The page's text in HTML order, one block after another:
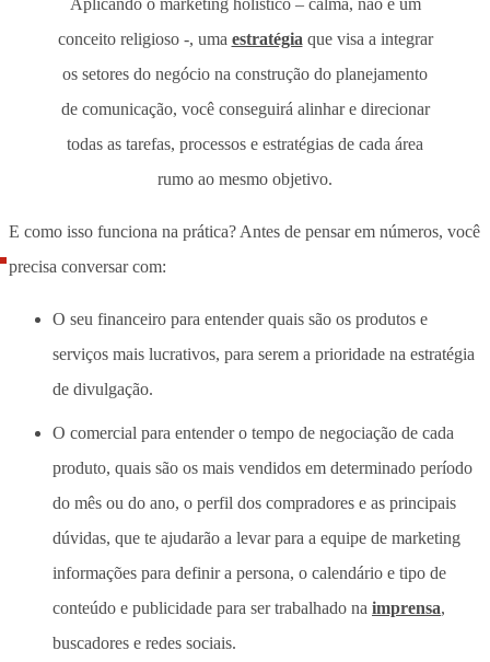
conceito religioso -, uma estratégia que visa a integrar
os setores do negócio na construção do planejamento
de comunicação, você conseguirá alinhar e direcionar
todas as tarefas, processos e estratégias de cada área
rumo ao mesmo objetivo.
E como isso funciona na prática? Antes de pensar em números, você
precisa conversar com:
O seu financeiro para entender quais são os produtos e
serviços mais lucrativos, para serem a prioridade na estratégia
de divulgação.
O comercial para entender o tempo de negociação de cada
produto, quais são os mais vendidos em determinado período
do mês ou do ano, o perfil dos compradores e as principais
dúvidas, que te ajudarão a levar para a equipe de marketing
informações para definir a persona, o calendário e tipo de
conteúdo e publicidade para ser trabalhado na imprensa,
buscadores e redes sociais.